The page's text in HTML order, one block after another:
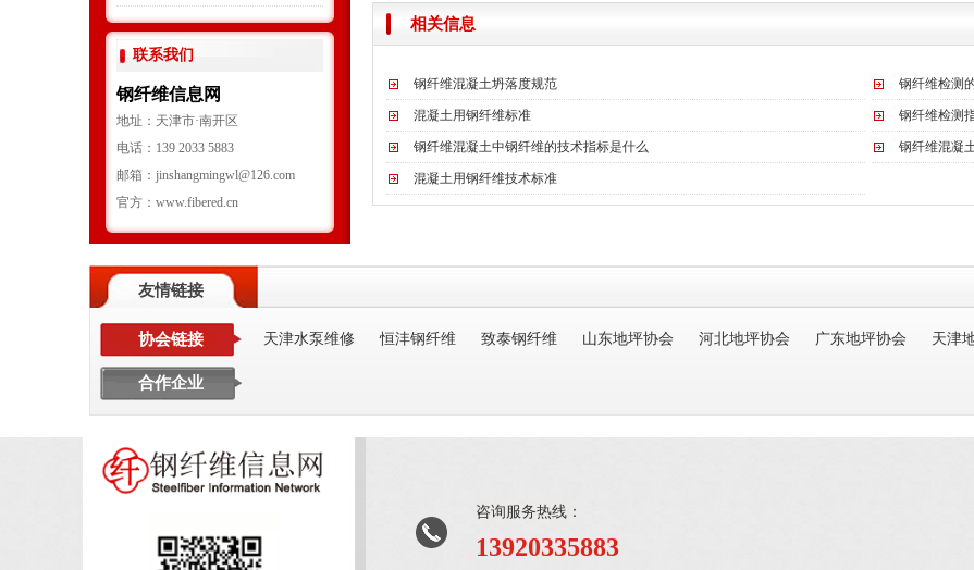
联系我们
钢纤维信息网
地址：天津市·南开区
电话：139 2033 5883
邮箱：jinshangmingwl@126.com
官方：www.fibered.cn
相关信息
钢纤维混凝土坍落度规范 钢纤维检测
混凝土用钢纤维标准 钢纤维检测
钢纤维混凝土中钢纤维的技术指标是什么 钢纤维混凝
混凝土用钢纤维技术标准
友情链接
协会链接
合作企业
天津水泵维修 恒沣钢纤维 致泰钢纤维 山东地坪协会 河北地坪协会 广东地坪协会 天津
咨询服务热线：
13920335883